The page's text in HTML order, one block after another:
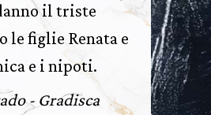
il triste
le figlie Renata e
e i nipoti.
- Gradisca